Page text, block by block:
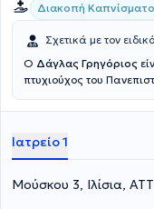
Διακοπή
Σχετικά με τον ειδικό
Ο Δάγλας Γρηγόριος
πτυχιούχος του
ιδιαίτερη εμπειρία
Γενικό Νοσοκομείο
Βιοϊατρικού
εκπαίδευση από το Διεθνές Κέντρο Βελονισμού. Στα
ιατρεία που διατηρεί
Ιατρείο 1
Μούσκου 3, Ιλίσια,